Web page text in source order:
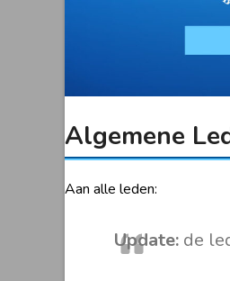
Algemene
Aan alle leden:
Update: de